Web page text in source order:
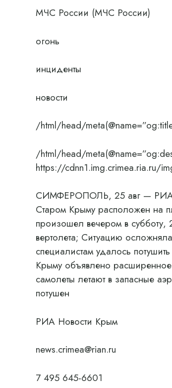
МЧС России (МЧС России)
огонь
инциденты
новости
/html/head/
/html/head/
https://cdnn1.img.crimea.ria.ru/
СИМФЕРОПОЛЬ, 25 авг — РИА
Старом Крыму расположен
произошел вечером в
вертолета; Ситуацию
специалистам удалось
Крыму объявлено
самолеты летают в запасные
потушен
РИА Новости Крым
news.crimea@rian.ru
7 495 645-6601